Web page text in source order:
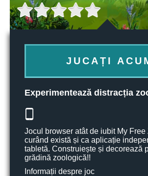
JUCAȚI
Experimentează distracția
Jocul browser atât de iubit My Free
curând există și ca aplicație
tabletă. Construiește și decorează
grădină zoologică!!
Informații despre joc